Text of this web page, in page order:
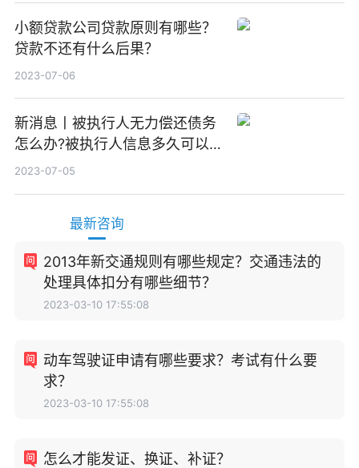
小额贷款公司贷款原则有哪些？
贷款不还有什么后果？
2023-07-06
新消息丨被执行人无力偿还债务
怎么办?被执行人信息多久可以
消除?
2023-07-05
最新咨询
2013年新交通规则有哪些规定？交通违法的
处理具体扣分有哪些细节？
2023-03-10 17:55:08
动车驾驶证申请有哪些要求？考试有什么要
求？
2023-03-10 17:55:08
怎么才能发证、换证、补证？